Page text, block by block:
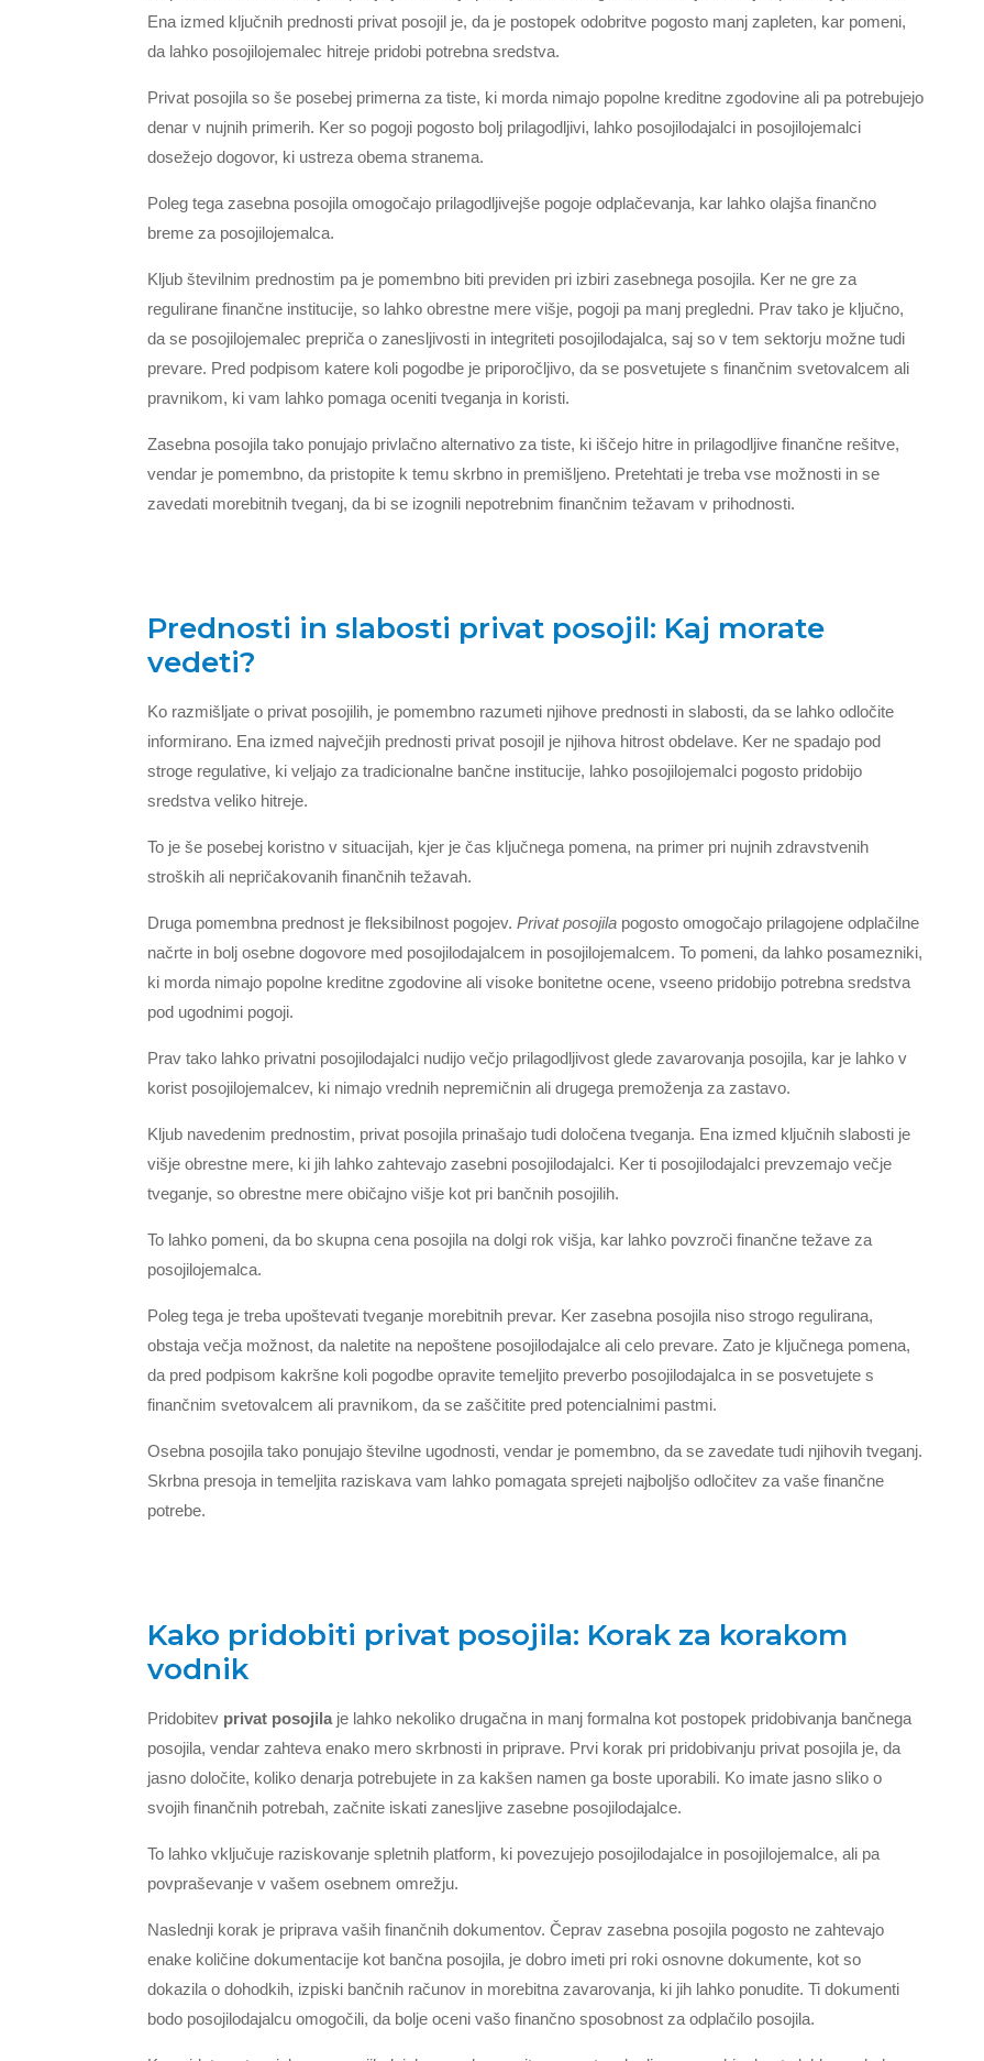
Ena izmed ključnih prednosti privat posojil je, da je postopek odobritve pogosto manj zapleten, kar pomeni,
da lahko posojilojemalec hitreje pridobi potrebna sredstva.
Privat posojila so še posebej primerna za tiste, ki morda nimajo popolne kreditne zgodovine ali pa potrebujejo
denar v nujnih primerih. Ker so pogoji pogosto bolj prilagodljivi, lahko posojilodajalci in posojilojemalci
dosežejo dogovor, ki ustreza obema stranema.
Poleg tega zasebna posojila omogočajo prilagodljivejše pogoje odplačevanja, kar lahko olajša finančno
breme za posojilojemalca.
Kljub številnim prednostim pa je pomembno biti previden pri izbiri zasebnega posojila. Ker ne gre za
regulirane finančne institucije, so lahko obrestne mere višje, pogoji pa manj pregledni. Prav tako je ključno,
da se posojilojemalec prepriča o zanesljivosti in integriteti posojilodajalca, saj so v tem sektorju možne tudi
prevare. Pred podpisom katere koli pogodbe je priporočljivo, da se posvetujete s finančnim svetovalcem ali
pravnikom, ki vam lahko pomaga oceniti tveganja in koristi.
Zasebna posojila tako ponujajo privlačno alternativo za tiste, ki iščejo hitre in prilagodljive finančne rešitve,
vendar je pomembno, da pristopite k temu skrbno in premišljeno. Pretehtati je treba vse možnosti in se
zavedati morebitnih tveganj, da bi se izognili nepotrebnim finančnim težavam v prihodnosti.
Prednosti in slabosti privat posojil: Kaj morate
vedeti?
Ko razmišljate o privat posojilih, je pomembno razumeti njihove prednosti in slabosti, da se lahko odločite
informirano. Ena izmed največjih prednosti privat posojil je njihova hitrost obdelave. Ker ne spadajo pod
stroge regulative, ki veljajo za tradicionalne bančne institucije, lahko posojilojemalci pogosto pridobijo
sredstva veliko hitreje.
To je še posebej koristno v situacijah, kjer je čas ključnega pomena, na primer pri nujnih zdravstvenih
stroških ali nepričakovanih finančnih težavah.
Druga pomembna prednost je fleksibilnost pogojev.Privat posojila pogosto omogočajo prilagojene odplačilne
načrte in bolj osebne dogovore med posojilodajalcem in posojilojemalcem. To pomeni, da lahko posamezniki,
ki morda nimajo popolne kreditne zgodovine ali visoke bonitetne ocene, vseeno pridobijo potrebna sredstva
pod ugodnimi pogoji.
Prav tako lahko privatni posojilodajalci nudijo večjo prilagodljivost glede zavarovanja posojila, kar je lahko v
korist posojilojemalcev, ki nimajo vrednih nepremičnin ali drugega premoženja za zastavo.
Kljub navedenim prednostim, privat posojila prinašajo tudi določena tveganja. Ena izmed ključnih slabosti je
višje obrestne mere, ki jih lahko zahtevajo zasebni posojilodajalci. Ker ti posojilodajalci prevzemajo večje
tveganje, so obrestne mere običajno višje kot pri bančnih posojilih.
To lahko pomeni, da bo skupna cena posojila na dolgi rok višja, kar lahko povzroči finančne težave za
posojilojemalca.
Poleg tega je treba upoštevati tveganje morebitnih prevar. Ker zasebna posojila niso strogo regulirana,
obstaja večja možnost, da naletite na nepoštene posojilodajalce ali celo prevare. Zato je ključnega pomena,
da pred podpisom kakršne koli pogodbe opravite temeljito preverbo posojilodajalca in se posvetujete s
finančnim svetovalcem ali pravnikom, da se zaščitite pred potencialnimi pastmi.
Osebna posojila tako ponujajo številne ugodnosti, vendar je pomembno, da se zavedate tudi njihovih tveganj.
Skrbna presoja in temeljita raziskava vam lahko pomagata sprejeti najboljšo odločitev za vaše finančne
potrebe.
Kako pridobiti privat posojila: Korak za korakom
vodnik
Pridobitev privat posojila je lahko nekoliko drugačna in manj formalna kot postopek pridobivanja bančnega
posojila, vendar zahteva enako mero skrbnosti in priprave. Prvi korak pri pridobivanju privat posojila je, da
jasno določite, koliko denarja potrebujete in za kakšen namen ga boste uporabili. Ko imate jasno sliko o
svojih finančnih potrebah, začnite iskati zanesljive zasebne posojilodajalce.
To lahko vključuje raziskovanje spletnih platform, ki povezujejo posojilodajalce in posojilojemalce, ali pa
povpraševanje v vašem osebnem omrežju.
Naslednji korak je priprava vaših finančnih dokumentov. Čeprav zasebna posojila pogosto ne zahtevajo
enake količine dokumentacije kot bančna posojila, je dobro imeti pri roki osnovne dokumente, kot so
dokazila o dohodkih, izpiski bančnih računov in morebitna zavarovanja, ki jih lahko ponudite. Ti dokumenti
bodo posojilodajalcu omogočili, da bolje oceni vašo finančno sposobnost za odplačilo posojila.